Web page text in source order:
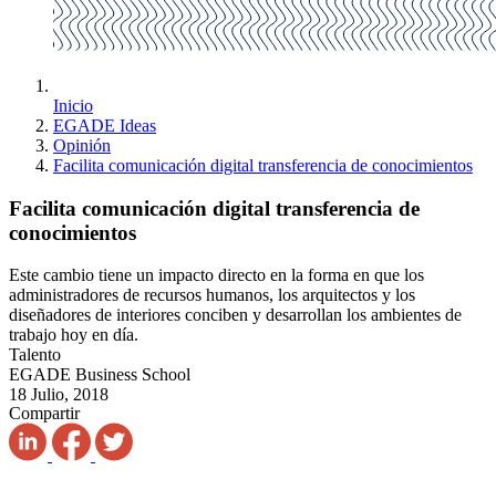
Inicio
EGADE Ideas
Opinión
Facilita comunicación digital transferencia de conocimientos
Facilita comunicación digital transferencia de
conocimientos
Este cambio tiene un impacto directo en la forma en que los
administradores de recursos humanos, los arquitectos y los
diseñadores de interiores conciben y desarrollan los ambientes de
trabajo hoy en día.
Talento
EGADE Business School
18 Julio, 2018
Compartir